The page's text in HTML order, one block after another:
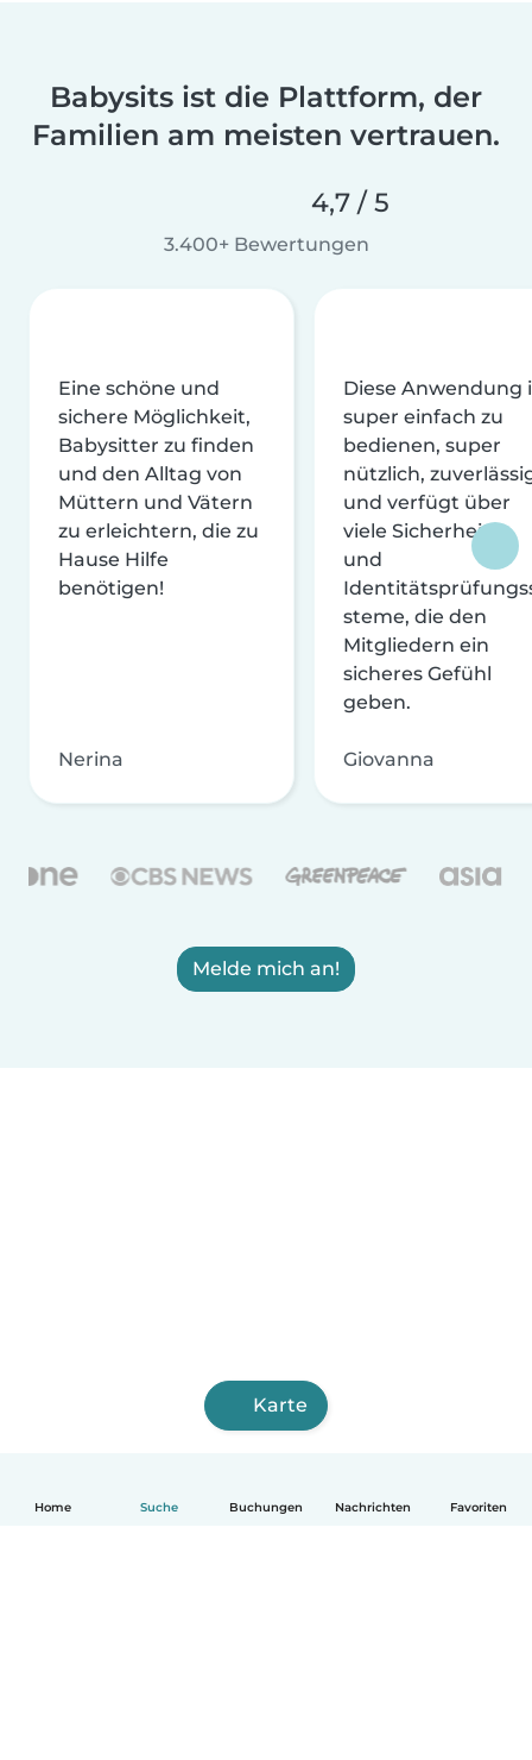
Home Suche Buchungen Nachrichten Favoriten
Babysits ist die Plattform, der
Familien am meisten vertrauen.
4,7 / 5
3.400+ Bewertungen
Eine schöne und
sichere Möglichkeit,
Babysitter zu finden
und den Alltag von
Müttern und Vätern
zu erleichtern, die zu
Hause Hilfe
benötigen!
Nerina
Diese Anwendung
super einfach zu
bedienen, super
nützlich,
und verfügt über
viele Sicherheits-
und
steme, die den
Mitgliedern ein
sicheres Gefühl
geben.
Giovanna
Melde mich an!
Karte